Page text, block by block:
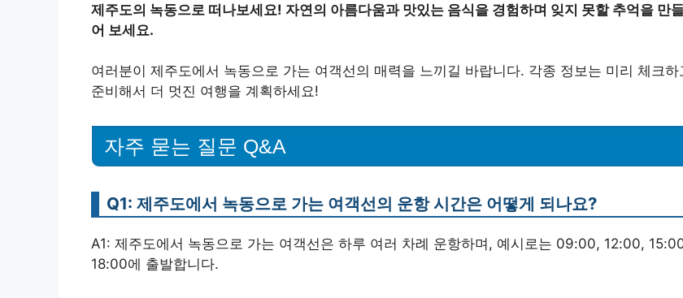
제주도의 녹동으로 떠나보세요! 자연의 아름다움과 맛있는 음식을 경험하며 잊지 못할 추억을 만
어 보세요.
여러분이 제주도에서 녹동으로 가는 여객선의 매력을 느끼길 바랍니다. 각종 정보는 미리 체크하
준비해서 더 멋진 여행을 계획하세요!
자주 묻는 질문 Q&A
Q1: 제주도에서 녹동으로 가는 여객선의 운항 시간은 어떻게 되나요?
A1: 제주도에서 녹동으로 가는 여객선은 하루 여러 차례 운항하며, 예시로는 09:00, 12:00,
18:00에 출발합니다.